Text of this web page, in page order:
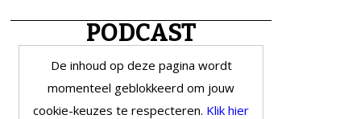
PODCAST
De inhoud op deze pagina wordt
momenteel geblokkeerd om jouw
cookie-keuzes te respecteren. Klik hier